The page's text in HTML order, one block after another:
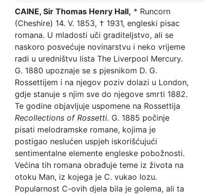
CAINE, Sir Thomas Henry Hall, * Runcorn
(Cheshire) 14. V. 1853, † 1931, engleski pisac
romana. U mladosti uči graditeljstvo, ali se
naskoro posvećuje novinarstvu i neko vrijeme
radi u uredništvu lista The Liverpool Mercury.
G. 1880 upoznaje se s pjesnikom D. G.
Rossettijem i na njegov poziv dolazi u London,
gdje stanuje s njim sve do njegove smrti 1882.
Te godine objavljuje uspomene na Rossettija
Recollections of Rossetti. G. 1885 počinje
pisati melodramske romane, kojima je
postigao neslućen uspjeh iskorišćujući
sentimentalne elemente engleske pobožnosti.
Većina tih romana obrađuje teme iz života na
otoku Man, iz kojega je C. vukao lozu.
Popularnost C-ovih djela bila je golema, ali ta